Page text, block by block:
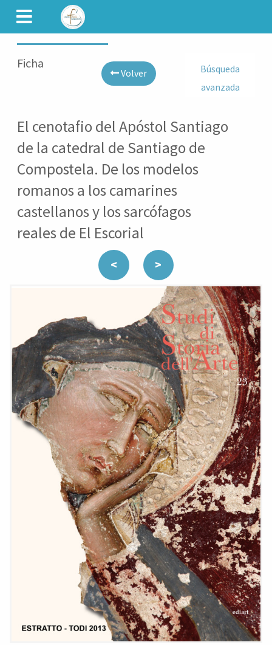
CAMINET
Ficha
Volver
Búsqueda
avanzada
El cenotafio del Apóstol Santiago
de la catedral de Santiago de
Compostela. De los modelos
romanos a los camarines
castellanos y los sarcófagos
reales de El Escorial
< >